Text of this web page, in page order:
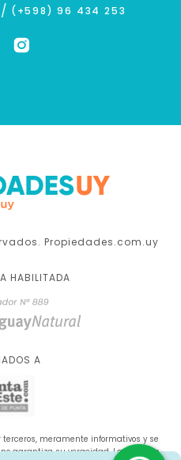
/ (+598) 96 434 253
Propiedades.com.uy
HABILITADA
A
terceros, meramente informativos y se
garantiza su veracidad. La oferta se